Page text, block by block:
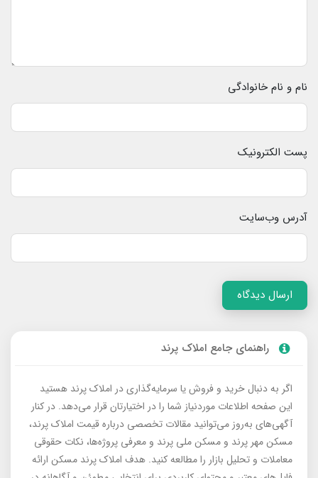
نام و نام خانوادگی
پست الکترونیک
آدرس وب‌سایت
ارسال دیدگاه
راهنمای جامع املاک پرند
اگر به دنبال خرید و فروش یا سرمایه‌گذاری در املاک پرند هستید
این صفحه اطلاعات موردنیاز شما را در اختیارتان قرار می‌دهد. در کنار
آگهی‌های به‌روز می‌توانید مقالات تخصصی درباره قیمت املاک پرند،
مسکن مهر پرند و مسکن ملی پرند و معرفی پروژه‌ها، نکات حقوقی
معاملات و تحلیل بازار را مطالعه کنید. هدف املاک پرند مسکن ارائه